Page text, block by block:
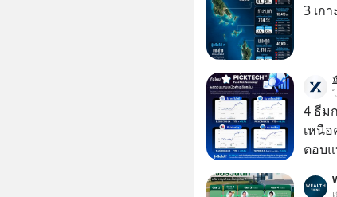
3 เก
4 ธีม
เหนื
ตอบแท